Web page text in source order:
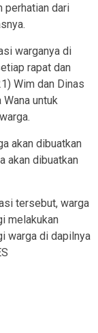
perhatian dari
warganya di
rapat dan
Wim dan Dinas
untuk
akan dibuatkan
akan dibuatkan
tersebut, warga
melakukan
warga di dapilnya